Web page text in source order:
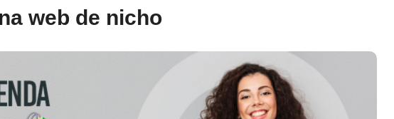
web de nicho